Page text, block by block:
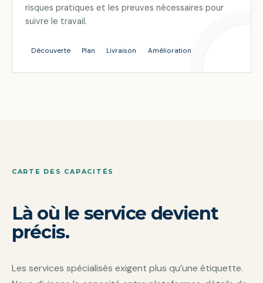
risques pratiques et les preuves nécessaires pour
suivre le travail.
Découverte Plan Livraison Amélioration
CARTE DES CAPACITÉS
Là où le service devient
précis.
Les services spécialisés exigent plus qu’une étiquette.